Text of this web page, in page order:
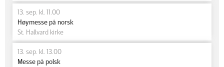
13. sep. kl. 11.00
Høymesse på norsk
St. Hallvard kirke
13. sep. kl. 13.00
Messe på polsk